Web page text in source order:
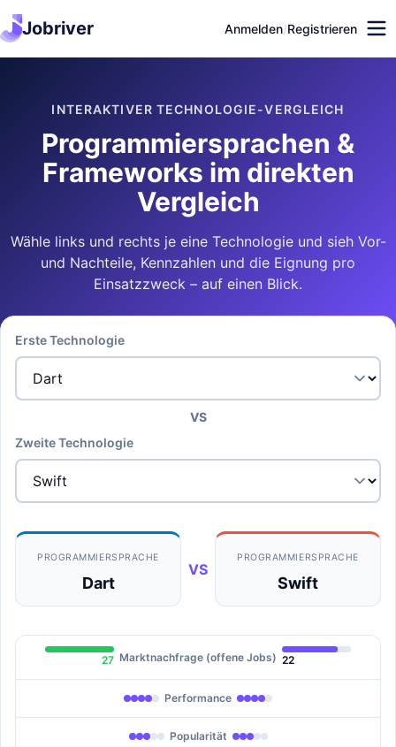
Jobriver Anmelden/Registrieren
INTERAKTIVER TECHNOLOGIE-VERGLEICH
Programmiersprachen &
Frameworks im direkten
Vergleich
Wähle links und rechts je eine Technologie und sieh Vor-
und Nachteile, Kennzahlen und die Eignung pro
Einsatzzweck – auf einen Blick.
Erste Technologie
VS
Zweite Technologie
PROGRAMMIERSPRACHE
Dart
VS
PROGRAMMIERSPRACHE
Swift
27 Marktnachfrage (offene Jobs) 22
Performance
Popularität